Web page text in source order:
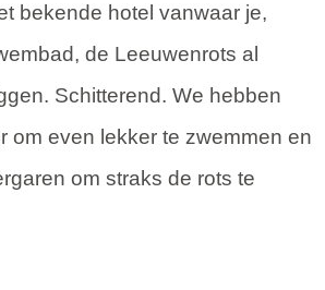
bekende hotel vanwaar je,
de Leeuwenrots al
Schitterend. We hebben
om even lekker te zwemmen en
om straks de rots te